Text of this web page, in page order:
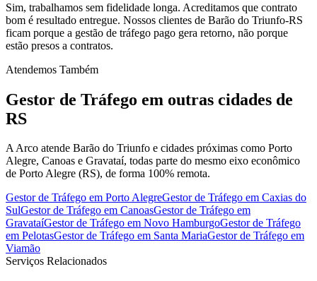
Sim, trabalhamos sem fidelidade longa. Acreditamos que contrato
bom é resultado entregue. Nossos clientes de Barão do Triunfo-RS
ficam porque a gestão de tráfego pago gera retorno, não porque
estão presos a contratos.
Atendemos Também
Gestor de Tráfego em outras cidades de
RS
A Arco atende Barão do Triunfo e cidades próximas como Porto
Alegre, Canoas e Gravataí, todas parte do mesmo eixo econômico
de Porto Alegre (RS), de forma 100% remota.
Gestor de Tráfego em Porto AlegreGestor de Tráfego em Caxias do
SulGestor de Tráfego em CanoasGestor de Tráfego em
GravataíGestor de Tráfego em Novo HamburgoGestor de Tráfego
em PelotasGestor de Tráfego em Santa MariaGestor de Tráfego em
Viamão
Serviços Relacionados